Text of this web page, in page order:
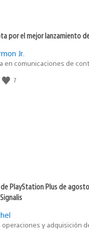
por el mejor lanzamiento
Jr.
en comunicaciones de
7
PlayStation Plus de
operaciones y adquisición